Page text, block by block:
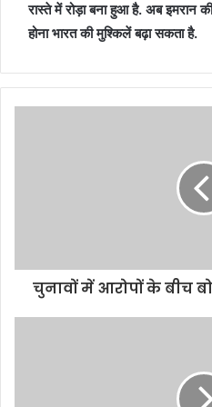
रास्ते में रोड़ा बना हुआ है. अब इमरान
होना भारत की मुश्किलें बढ़ा सकता है.
चुनावों में आरोपों के बीच